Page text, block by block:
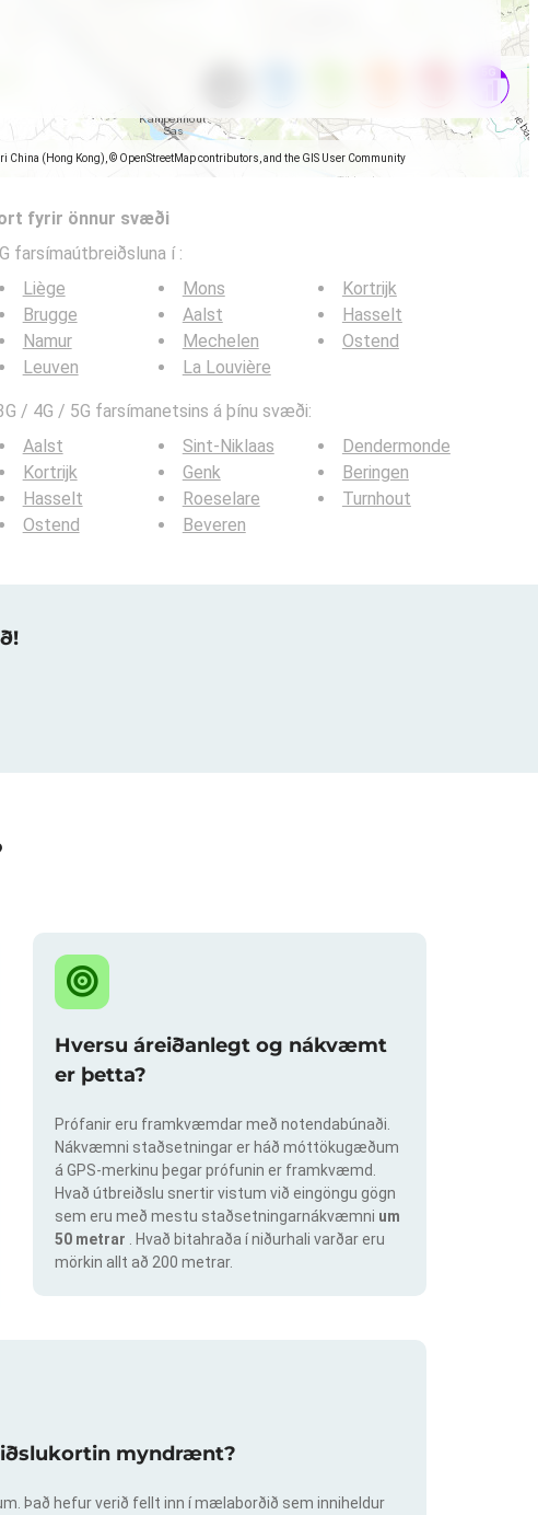
China (Hong Kong), © OpenStreetMap contributors, and the GIS User Community
fyrir önnur svæði
farsímaútbreiðsluna í :
Liège
Brugge
Namur
Leuven
Mons
Aalst
Mechelen
La Louvière
Kortrijk
Hasselt
Ostend
/ 4G / 5G farsímanetsins á þínu svæði:
Aalst
Kortrijk
Hasselt
Ostend
Sint-Niklaas
Genk
Roeselare
Beveren
Dendermonde
Beringen
Turnhout
Hversu áreiðanlegt og nákvæmt
er þetta?
Prófanir eru framkvæmdar með notendabúnaði.
Nákvæmni staðsetningar er háð móttökugæðum
á GPS-merkinu þegar prófunin er framkvæmd.
Hvað útbreiðslu snertir vistum við eingöngu gögn
sem eru með mestu staðsetningarnákvæmni um
50 metrar
. Hvað bitahraða í niðurhali varðar eru
mörkin allt að 200 metrar.
myndrænt?
Það hefur verið fellt inn í mælaborðið sem inniheldur